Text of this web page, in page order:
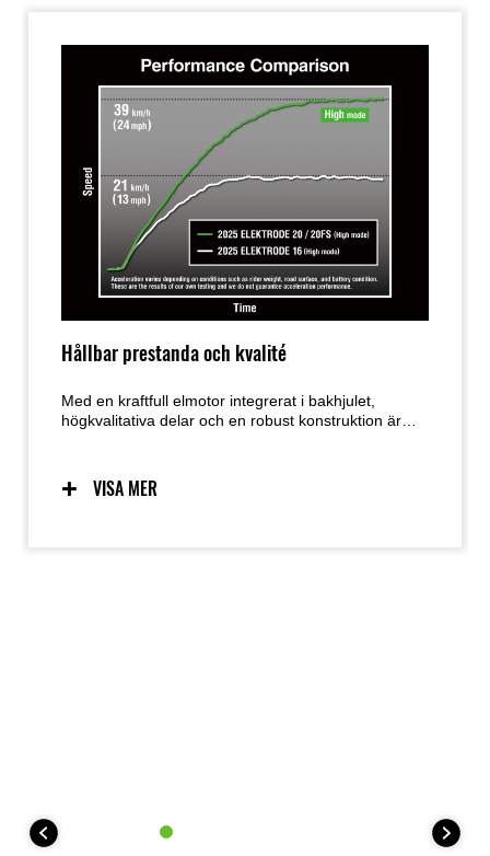
Hållbar prestanda och kvalité
Med en kraftfull elmotor integrerat i bakhjulet,
högkvalitativa delar och en robust konstruktion är
VISA MER